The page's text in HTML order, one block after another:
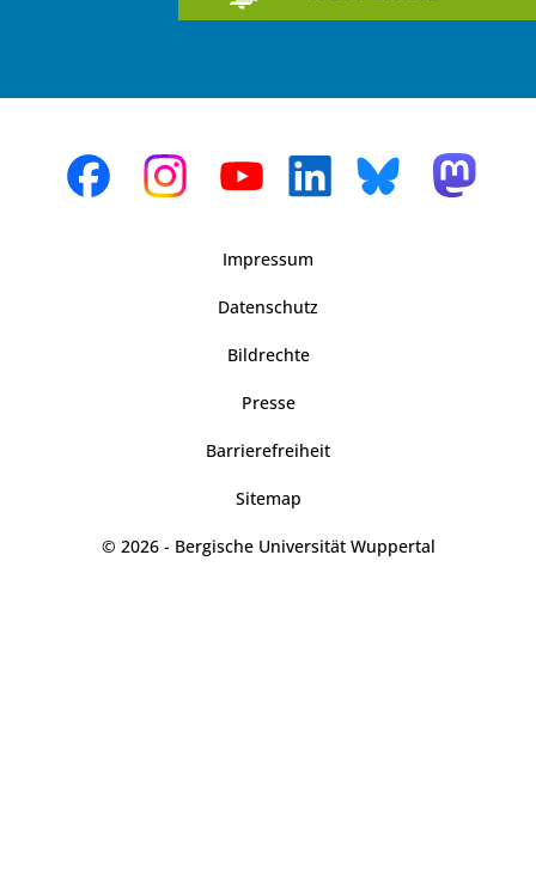
Impressum
Datenschutz
Bildrechte
Presse
Barrierefreiheit
Sitemap
© 2026 - Bergische Universität Wuppertal